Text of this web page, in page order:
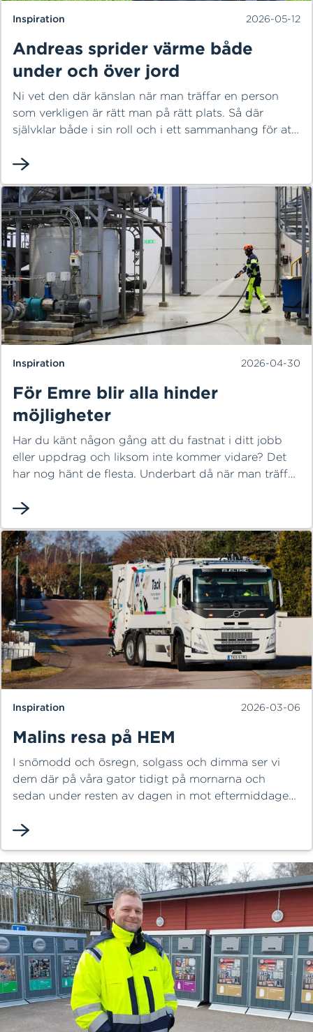
Inspiration 2026-05-12
Andreas sprider värme både
under och över jord
Ni vet den där känslan när man träffar en person
som verkligen är rätt man på rätt plats. Så där
självklar både i sin roll och i ett sammanhang för att
och vill sprida det till fler. En sådan person är
fjärrkyla på HEM. På dagarna sprider han värme till
våra kunder genom sitt arbete med att utveckla vår
fjärrvärme och på fritiden sprider han värme till
kollegor och vänner genom sin glada personlighet.
Inspiration 2026-04-30
För Emre blir alla hinder
möjligheter
Har du känt någon gång att du fastnat i ditt jobb
eller uppdrag och liksom inte kommer vidare? Det
har nog hänt de flesta. Underbart då när man träffar
optiska sorteringsanläggning Emre Öcalan. Han är
vill om man bara har vilja och inte ger sig.
Inspiration 2026-03-06
Malins resa på HEM
I snömodd och ösregn, solgass och dimma ser vi
dem där på våra gator tidigt på mornarna och
sedan under resten av dagen in mot eftermiddagen.
med sina fordon och uppdraget att hålla Halmstad
sedan 2022 rattar fordon och drar soptunnor runt
om i kommunen.